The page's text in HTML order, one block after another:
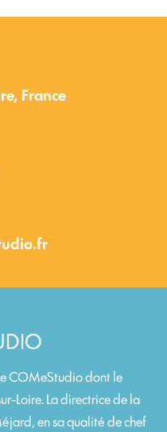
France
COMeStudio dont le
Loire. La directrice de la
en sa qualité de chef